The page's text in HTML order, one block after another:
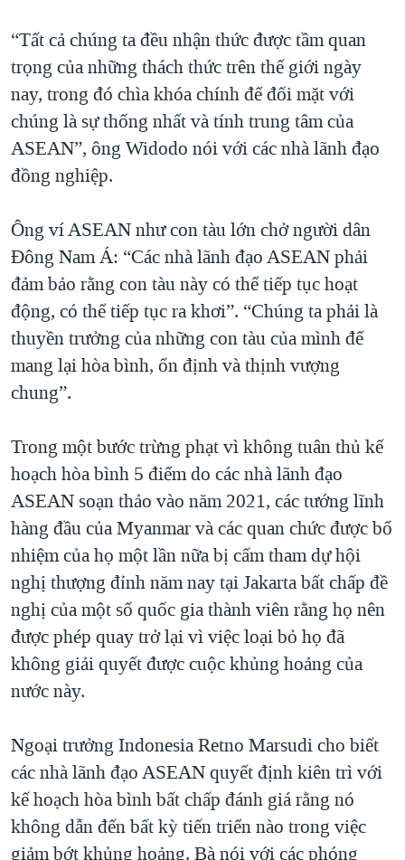
“Tất cả chúng ta đều nhận thức được tầm quan
trọng của những thách thức trên thế giới ngày
nay, trong đó chìa khóa chính để đối mặt với
chúng là sự thống nhất và tính trung tâm của
ASEAN”, ông Widodo nói với các nhà lãnh đạo
đồng nghiệp.
Ông ví ASEAN như con tàu lớn chở người dân
Đông Nam Á: “Các nhà lãnh đạo ASEAN phải
đảm bảo rằng con tàu này có thể tiếp tục hoạt
động, có thể tiếp tục ra khơi”. “Chúng ta phải là
thuyền trưởng của những con tàu của mình để
mang lại hòa bình, ổn định và thịnh vượng
chung”.
Trong một bước trừng phạt vì không tuân thủ kế
hoạch hòa bình 5 điểm do các nhà lãnh đạo
ASEAN soạn thảo vào năm 2021, các tướng lĩnh
hàng đầu của Myanmar và các quan chức được bổ
nhiệm của họ một lần nữa bị cấm tham dự hội
nghị thượng đỉnh năm nay tại Jakarta bất chấp đề
nghị của một số quốc gia thành viên rằng họ nên
được phép quay trở lại vì việc loại bỏ họ đã
không giải quyết được cuộc khủng hoảng của
nước này.
Ngoại trưởng Indonesia Retno Marsudi cho biết
các nhà lãnh đạo ASEAN quyết định kiên trì với
kế hoạch hòa bình bất chấp đánh giá rằng nó
không dẫn đến bất kỳ tiến triển nào trong việc
giảm bớt khủng hoảng. Bà nói với các phóng